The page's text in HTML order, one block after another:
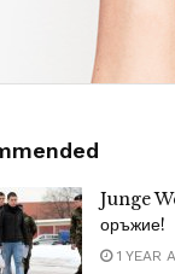
Junge
оръжие!
1 YEAR